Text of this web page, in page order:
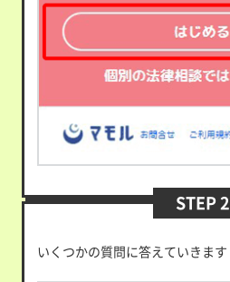
STEP 2
いくつかの質問に答えていきます